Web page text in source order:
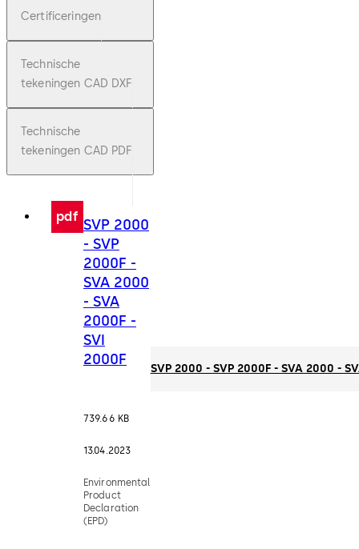
Certificeringen
Technische
tekeningen CAD DXF
Technische
tekeningen CAD PDF
pdf SVP 2000
- SVP
2000F -
SVA 2000
- SVA
2000F -
SVI
2000F
739.66 KB
13.04.2023
Environmental
Product
Declaration
(EPD)
SVP 2000 - SVP 2000F - SVA 2000 -